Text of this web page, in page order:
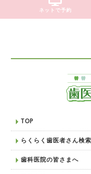
ネットで予約
TOP
らくらく歯医者さん検
歯科医院の皆さまへ